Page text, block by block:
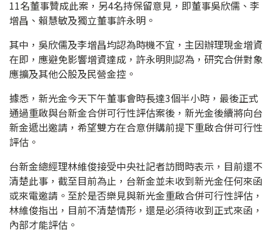
11名董事贊成此案，另4名持保留意見，即董事吳欣儒、李
增昌、賴慧敏及獨立董事許永明。
其中，吳欣儒及李增昌均認為時機不宜，主因辦理現金增資
在即，應避免影響增資達成，許永明則認為，研究合併對象
應擴及其他公股及民營金控。
據悉，新光金今天下午董事會時長達3個半小時，最後正式
通過重啟與台新金合併可行性評估案後，新光金後續將向台
新金遞出邀請，希望雙方在合意併購前提下重啟合併可行性
評估。
台新金總經理林維俊接受中央社記者訪問時表示，目前還不
清楚此事，截至目前為止，台新金並未收到新光金任何來函
或來電邀請。至於是否樂見與新光金重啟合併可行性評估，
林維俊指出，目前不清楚情形，還是必須待收到正式來函，
內部才能評估。